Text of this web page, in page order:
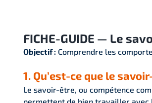
FICHE-GUIDE — Le
Objectif : Comprendre les
1. Qu’est-ce que le
Le savoir-être, ou compétence
permettent de bien travailler avec